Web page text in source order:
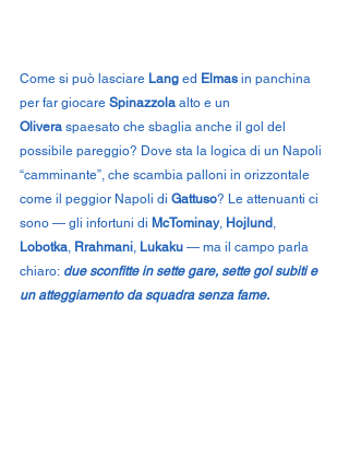
Come si può lasciare Lang ed Elmas in panchina
per far giocare Spinazzola alto e un
Olivera spaesato che sbaglia anche il gol del
possibile pareggio? Dove sta la logica di un Napoli
“camminante”, che scambia palloni in orizzontale
come il peggior Napoli di Gattuso? Le attenuanti ci
sono — gli infortuni di McTominay, Hojlund ,
Lobotka, Rrahmani, Lukaku — ma il campo parla
chiaro: due sconfitte in sette gare, sette gol subiti e
un atteggiamento da squadra senza fame.